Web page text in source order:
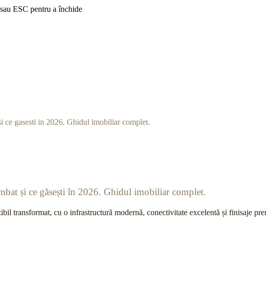
ESC pentru a închide
și ce găsești în 2026. Ghidul imobiliar complet.
transformat, cu o infrastructură modernă, conectivitate excelentă și finisaje